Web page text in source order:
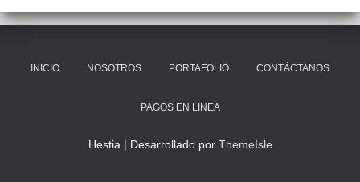
INICIO NOSOTROS PORTAFOLIO CONTÁCTANOS
PAGOS EN LINEA
Hestia | Desarrollado por ThemeIsle